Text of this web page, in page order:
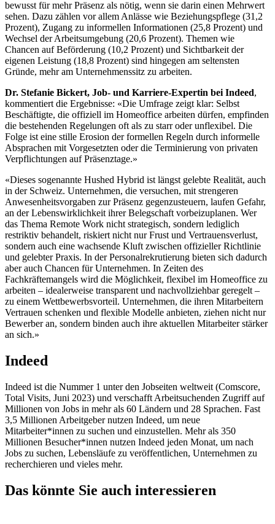
bewusst für mehr Präsenz als nötig, wenn sie darin einen Mehrwert
sehen. Dazu zählen vor allem Anlässe wie Beziehungspflege (31,2
Prozent), Zugang zu informellen Informationen (25,8 Prozent) und
Wechsel der Arbeitsumgebung (20,6 Prozent). Themen wie
Chancen auf Beförderung (10,2 Prozent) und Sichtbarkeit der
eigenen Leistung (18,8 Prozent) sind hingegen am seltensten
Gründe, mehr am Unternehmenssitz zu arbeiten.
Dr. Stefanie Bickert, Job- und Karriere-Expertin bei Indeed,
kommentiert die Ergebnisse: «Die Umfrage zeigt klar: Selbst
Beschäftigte, die offiziell im Homeoffice arbeiten dürfen, empfinden
die bestehenden Regelungen oft als zu starr oder unflexibel. Die
Folge ist eine stille Erosion der formellen Regeln durch informelle
Absprachen mit Vorgesetzten oder die Terminierung von privaten
Verpflichtungen auf Präsenztage.»
«Dieses sogenannte Hushed Hybrid ist längst gelebte Realität, auch
in der Schweiz. Unternehmen, die versuchen, mit strengeren
Anwesenheitsvorgaben zur Präsenz gegenzusteuern, laufen Gefahr,
an der Lebenswirklichkeit ihrer Belegschaft vorbeizuplanen. Wer
das Thema Remote Work nicht strategisch, sondern lediglich
restriktiv behandelt, riskiert nicht nur Frust und Vertrauensverlust,
sondern auch eine wachsende Kluft zwischen offizieller Richtlinie
und gelebter Praxis. In der Personalrekrutierung bieten sich dadurch
aber auch Chancen für Unternehmen. In Zeiten des
Fachkräftemangels wird die Möglichkeit, flexibel im Homeoffice zu
arbeiten – idealerweise transparent und nachvollziehbar geregelt –
zu einem Wettbewerbsvorteil. Unternehmen, die ihren Mitarbeitern
Vertrauen schenken und flexible Modelle anbieten, ziehen nicht nur
Bewerber an, sondern binden auch ihre aktuellen Mitarbeiter stärker
an sich.»
Indeed
Indeed ist die Nummer 1 unter den Jobseiten weltweit (Comscore,
Total Visits, Juni 2023) und verschafft Arbeitsuchenden Zugriff auf
Millionen von Jobs in mehr als 60 Ländern und 28 Sprachen. Fast
3,5 Millionen Arbeitgeber nutzen Indeed, um neue
Mitarbeiter*innen zu suchen und einzustellen. Mehr als 350
Millionen Besucher*innen nutzen Indeed jeden Monat, um nach
Jobs zu suchen, Lebensläufe zu veröffentlichen, Unternehmen zu
recherchieren und vieles mehr.
Das könnte Sie auch interessieren